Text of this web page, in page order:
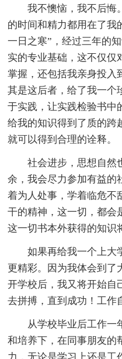
我不懊恼，我不后悔
的时间和精力都用在了我
一日之寒”，经过三年的
实的专业基础，这不仅仅
掌握，还包括我亲身投入
其是这后者，给了我一个
于实践，让实践检验书中
给我的知识得到了质的跨
就可以得到合理的诠释。
社会进步，思想自然
余，我会尽力参加有益的
着为人处事，学着临危不
干的精神，这一切，都会
这一切书本外获得的知识
如果再给我一个上大
更精彩。因为我体会到了
开学校后，我又将开始自
去拼搏，直到成功！工作
从学校毕业后工作一
和培养下，在同事朋友的